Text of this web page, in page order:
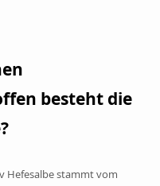
besteht die
Hefesalbe stammt vom